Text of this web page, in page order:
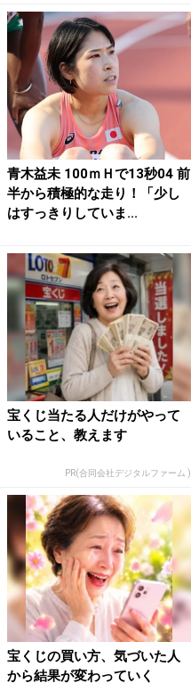
青木益未 100ｍＨで13秒04 前
半から積極的な走り！「少し
はすっきりしていま...
宝くじ当たる人だけがやって
いること、教えます
PR(合同会社デジタルファーム )
宝くじの買い方、気づいた人
から結果が変わっていく